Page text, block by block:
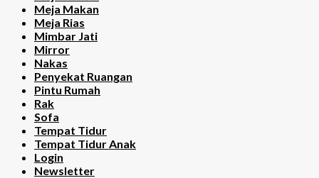
Meja Makan
Meja Rias
Mimbar Jati
Mirror
Nakas
Penyekat Ruangan
Pintu Rumah
Rak
Sofa
Tempat Tidur
Tempat Tidur Anak
Login
Newsletter